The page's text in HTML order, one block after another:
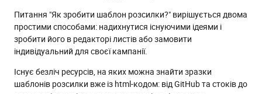
Питання "Як зробити шаблон розсилки?" вирішується двома
простими способами: надихнутися існуючими ідеями і
зробити його в редакторі листів або замовити
індивідуальний для своєї кампанії.
Існує безліч ресурсів, на яких можна знайти зразки
шаблонів розсилки вже із html-кодом: від GitHub та стоків до